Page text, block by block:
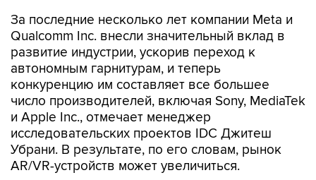
За последние несколько лет компании Meta и
Qualcomm Inc. внесли значительный вклад в
развитие индустрии, ускорив переход к
автономным гарнитурам, и теперь
конкуренцию им составляет все большее
число производителей, включая Sony, MediaTek
и Apple Inc., отмечает менеджер
исследовательских проектов IDC Джитеш
Убрани. В результате, по его словам, рынок
AR/VR-устройств может увеличиться.